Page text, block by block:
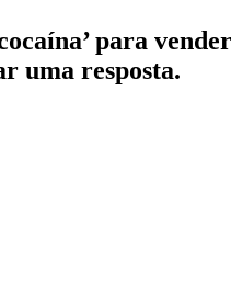
para
uma resposta.